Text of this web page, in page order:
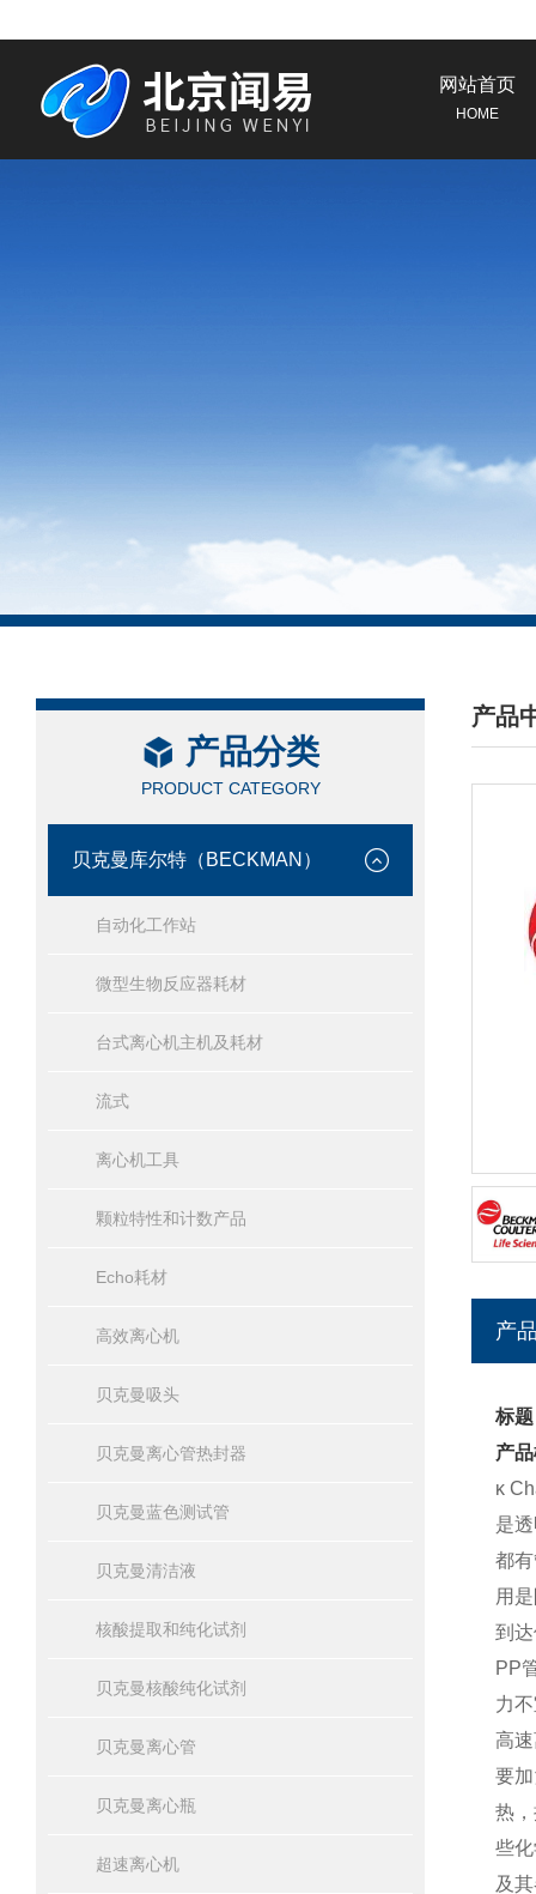
网站首页
HOME
产品分类
PRODUCT CATEGORY
贝克曼库尔特（BECKMAN）
自动化工作站
微型生物反应器耗材
台式离心机主机及耗材
流式
离心机工具
颗粒特性和计数产品
Echo耗材
高效离心机
贝克曼吸头
贝克曼离心管热封器
贝克曼蓝色测试管
贝克曼清洁液
核酸提取和纯化试剂
贝克曼核酸纯化试剂
贝克曼离心管
贝克曼离心瓶
超速离心机
产品
/
产
标
产
κ
是
都
用
到
PP
力
高
要
热
些
及